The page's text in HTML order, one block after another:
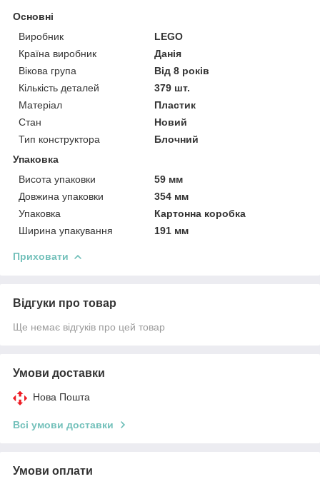
Основні
Виробник
LEGO
Країна виробник
Данія
Вікова група
Від 8 років
Кількість деталей
379 шт.
Матеріал
Пластик
Стан
Новий
Тип конструктора
Блочний
Упаковка
Висота упаковки
59 мм
Довжина упаковки
354 мм
Упаковка
Картонна коробка
Ширина упакування
191 мм
Приховати
Відгуки про товар
Ще немає відгуків про цей товар
Умови доставки
Нова Пошта
Всі умови доставки
Умови оплати